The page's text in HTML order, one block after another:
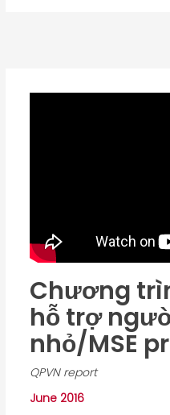
Chương
hỗ trợ
nhỏ/MSE
QPVN report
June 2016